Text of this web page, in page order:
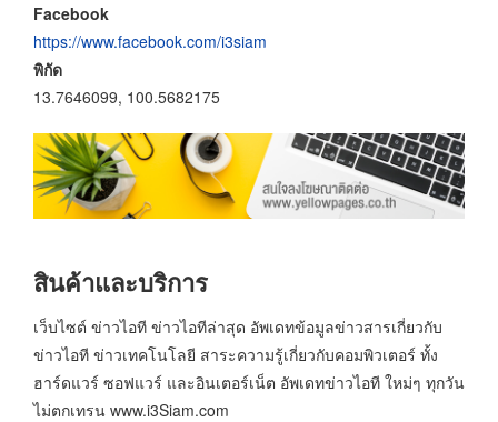
Facebook
https://www.facebook.com/i3siam
พิกัด
13.7646099, 100.5682175
สินค้าและบริการ
เว็บไซต์ ข่าวไอที ข่าวไอทีล่าสุด อัพเดทข้อมูลข่าวสารเกี่ยวกับ
ข่าวไอที ข่าวเทคโนโลยี สาระความรู้เกี่ยวกับคอมพิวเตอร์ ทั้ง
ฮาร์ดแวร์ ซอฟแวร์ และอินเตอร์เน็ต อัพเดทข่าวไอที ใหม่ๆ ทุกวัน
ไม่ตกเทรน www.i3Siam.com